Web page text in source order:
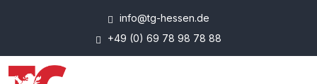
info@tg-hessen.de
+49 (0) 69 78 98 78 88